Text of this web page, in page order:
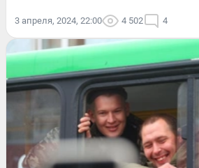
3 апреля, 2024, 22:00 4 502 4